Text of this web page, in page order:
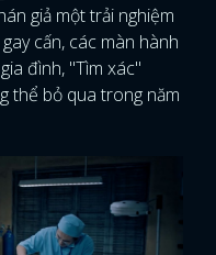
giả một trải nghiệm
cấn, các màn hành
đình, "Tìm xác"
thể bỏ qua trong năm